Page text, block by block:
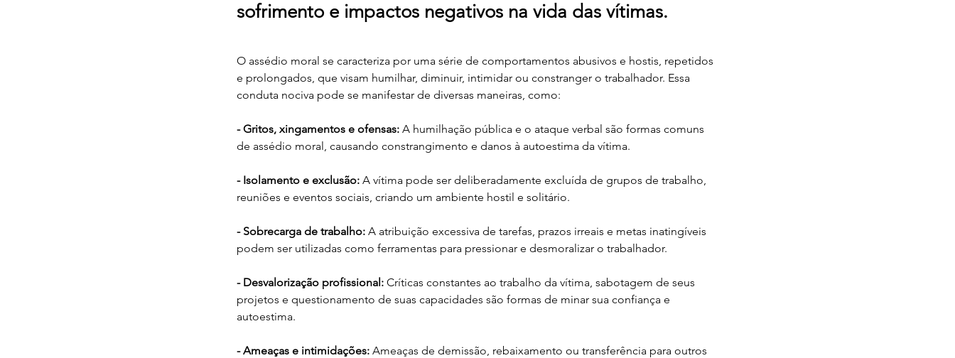
sofrimento e impactos negativos na vida das vítimas.
O assédio moral se caracteriza por uma série de comportamentos abusivos e hostis, repetidos
e prolongados, que visam humilhar, diminuir, intimidar ou constranger o trabalhador. Essa
conduta nociva pode se manifestar de diversas maneiras, como:
- Gritos, xingamentos e ofensas: A humilhação pública e o ataque verbal são formas comuns
de assédio moral, causando constrangimento e danos à autoestima da vítima.
- Isolamento e exclusão: A vítima pode ser deliberadamente excluída de grupos de trabalho,
reuniões e eventos sociais, criando um ambiente hostil e solitário.
- Sobrecarga de trabalho: A atribuição excessiva de tarefas, prazos irreais e metas inatingíveis
podem ser utilizadas como ferramentas para pressionar e desmoralizar o trabalhador.
- Desvalorização profissional: Críticas constantes ao trabalho da vítima, sabotagem de seus
projetos e questionamento de suas capacidades são formas de minar sua confiança e
autoestima.
- Ameaças e intimidações: Ameaças de demissão, rebaixamento ou transferência para outros